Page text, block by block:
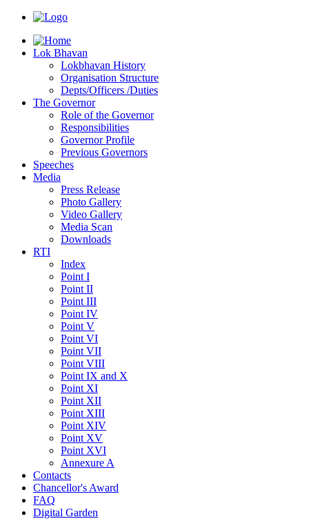
Lok Bhavan
Lokbhavan History
Organisation Structure
Depts/Officers /Duties
The Governor
Role of the Governor
Responsibilities
Governor Profile
Previous Governors
Speeches
Mediа
Press Release
Photo Gallery
Video Gallery
Media Scan
Downloads
RTI
Index
Point I
Point II
Point III
Point IV
Point V
Point VI
Point VII
Point VIII
Point IX and X
Point XI
Point XII
Point XIII
Point XIV
Point XV
Point XVI
Annexure A
Contacts
Chancellor's Award
FAQ
Digital Garden